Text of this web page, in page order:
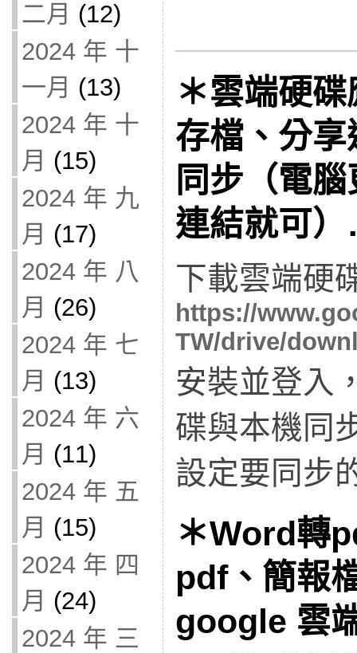
二月 (12)
2024 年 十
一月 (13)
2024 年 十
月 (15)
2024 年 九
月 (17)
2024 年 八
月 (26)
2024 年 七
月 (13)
2024 年 六
月 (11)
2024 年 五
月 (15)
2024 年 四
月 (24)
2024 年 三
＊雲端硬
存檔、分
同步（電
連結就可
下載雲端硬
https://
TW/drive/
安裝並登入
碟與本機同
設定要同步
＊Word轉
pdf、簡報
google 雲